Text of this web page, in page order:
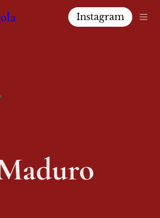
Instagram